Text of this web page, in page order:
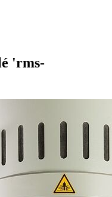
'rms-